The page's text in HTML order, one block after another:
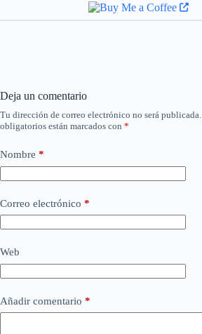
Deja un comentario
Tu dirección de correo electrónico no será publicada.
obligatorios están marcados con *
Nombre *
Correo electrónico *
Web
Añadir comentario *